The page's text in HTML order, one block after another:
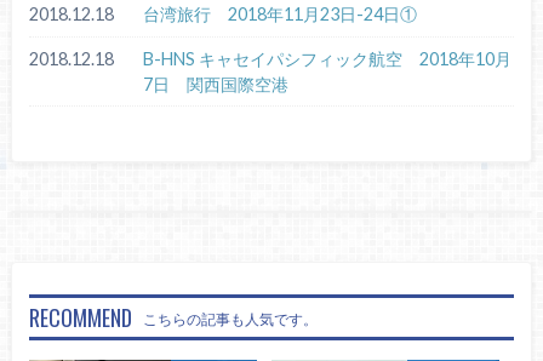
2018.12.18 台湾旅行 2018年11月23日-24日①
2018.12.18
B-HNS キャセイパシフィック航空 2018年10月
7日 関西国際空港
RECOMMEND こちらの記事も人気です。